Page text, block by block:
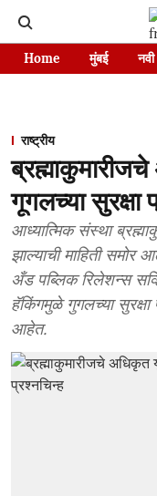
Home मुंबई
राष्ट्रीय
गूगलच्या सुरक्षा
आध्यात्मिक संस्था
झाल्याची माहिती समोर
अँड पब्लिक रिलेशन्स
हॅकिंगमुळे गुगलच्या
आहेत.